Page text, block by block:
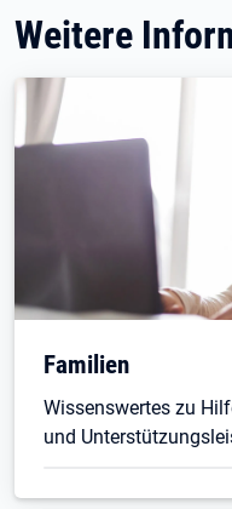
Weitere
Familien
Wissenswertes zu
und